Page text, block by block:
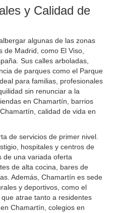
y Calidad de
algunas de las zonas
de Madrid, como El Viso,
Sus calles arboladas,
de parques como el Parque
para familias, profesionales
sin renunciar a la
en Chamartín, barrios
calidad de vida en
de servicios de primer nivel.
hospitales y centros de
de una variada oferta
de alta cocina, bares de
Además, Chamartín es sede
y deportivos, como el
atrae tanto a residentes
Chamartín, colegios en